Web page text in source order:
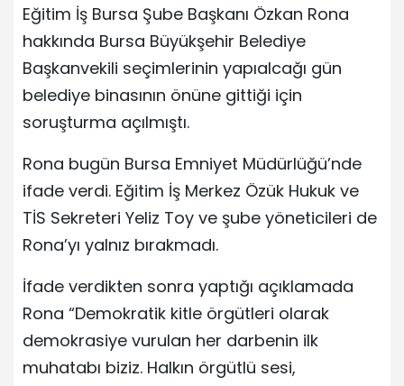
Eğitim İş Bursa Şube Başkanı Özkan Rona
hakkında Bursa Büyükşehir Belediye
Başkanvekili seçimlerinin yapıalcağı gün
belediye binasının önüne gittiği için
soruşturma açılmıştı.
Rona bugün Bursa Emniyet Müdürlüğü’nde
ifade verdi. Eğitim İş Merkez Özük Hukuk ve
TİS Sekreteri Yeliz Toy ve şube yöneticileri de
Rona’yı yalnız bırakmadı.
İfade verdikten sonra yaptığı açıklamada
Rona “Demokratik kitle örgütleri olarak
demokrasiye vurulan her darbenin ilk
muhatabı biziz. Halkın örgütlü sesi,